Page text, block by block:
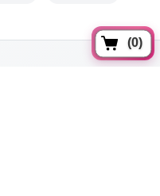
(0)
cao su đôn dên
lúc 00:00:50 06/08/2026